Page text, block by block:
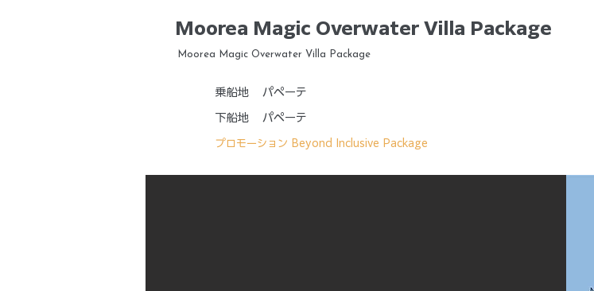
Moorea Magic Overwater Villa Package
Moorea Magic Overwater Villa Package
乗船地 パペーテ
下船地 パペーテ
プロモーション Beyond Inclusive Package